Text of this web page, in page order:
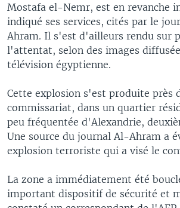
Mostafa el-Nemr, est en revanche
indiqué ses services, cités par le
Ahram. Il s'est d'ailleurs rendu sur
l'attentat, selon des images
télévision égyptienne.
Cette explosion s'est produite près
commissariat, dans un quartier
peu fréquentée d'Alexandrie,
Une source du journal Al-Ahram a
explosion terroriste qui a visé le
La zone a immédiatement été
important dispositif de sécurité et